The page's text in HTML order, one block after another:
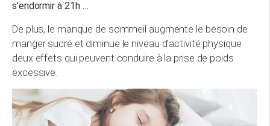
s’endormir à 21h …
De plus, le manque de sommeil augmente le besoin de
manger sucré et diminue le niveau d’activité physique :
deux effets qui peuvent conduire à la prise de poids
excessive.